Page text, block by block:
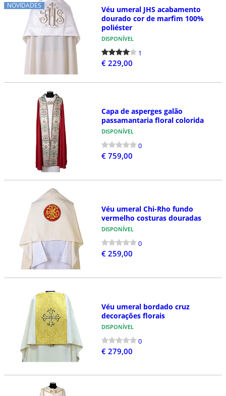
NOVIDADES
Véu umeral JHS acabamento
dourado cor de marfim 100%
poliéster
DISPONÍVEL
1
€ 229,00
Capa de asperges galão
passamantaria floral colorida
DISPONÍVEL
0
€ 759,00
Véu umeral Chi-Rho fundo
vermelho costuras douradas
DISPONÍVEL
0
€ 259,00
Véu umeral bordado cruz
decorações florais
DISPONÍVEL
0
€ 279,00